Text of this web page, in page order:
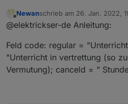
Offline
Newanschrieb am 26. Jan. 2022,
zuletzt editiert von
@elektrickser-de Anleitung:
Feld code: regular =
"Unterricht in vertrettung (so
Vermutung); canceld = "